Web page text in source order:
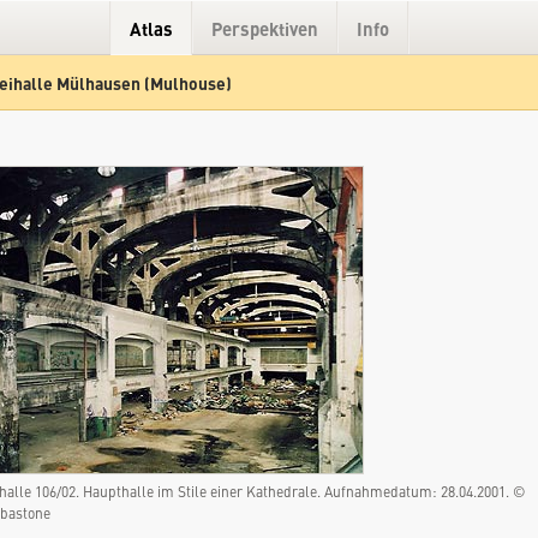
Atlas Perspektiven Info
Mülhausen (Mulhouse)
106/02. Haupthalle im Stile einer Kathedrale. Aufnahmedatum: 28.04.2001. ©
Hybrid Gelände Straße